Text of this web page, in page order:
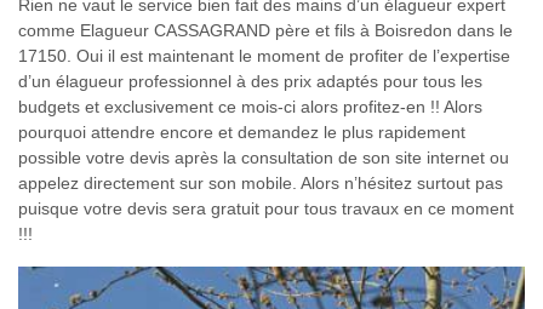
Rien ne vaut le service bien fait des mains d’un élagueur expert
comme Elagueur CASSAGRAND père et fils à Boisredon dans le
17150. Oui il est maintenant le moment de profiter de l’expertise
d’un élagueur professionnel à des prix adaptés pour tous les
budgets et exclusivement ce mois-ci alors profitez-en !! Alors
pourquoi attendre encore et demandez le plus rapidement
possible votre devis après la consultation de son site internet ou
appelez directement sur son mobile. Alors n’hésitez surtout pas
puisque votre devis sera gratuit pour tous travaux en ce moment
!!!